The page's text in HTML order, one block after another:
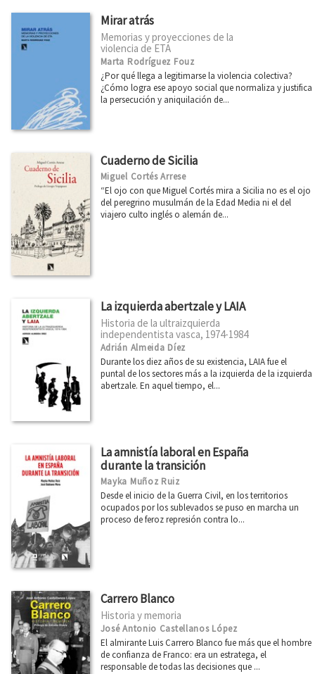
Mirar atrás
Memorias y proyecciones de la
violencia de ETA
Marta Rodríguez Fouz
¿Por qué llega a legitimarse la violencia colectiva?
¿Cómo logra ese apoyo social que normaliza y justifica
la persecución y aniquilación de...
Cuaderno de Sicilia
Miguel Cortés Arrese
“El ojo con que Miguel Cortés mira a Sicilia no es el ojo
del peregrino musulmán de la Edad Media ni el del
viajero culto inglés o alemán de...
La izquierda abertzale y LAIA
Historia de la ultraizquierda
independentista vasca, 1974-1984
Adrián Almeida Díez
Durante los diez años de su existencia, LAIA fue el
puntal de los sectores más a la izquierda de la izquierda
abertzale. En aquel tiempo, el...
La amnistía laboral en España
durante la transición
Mayka Muñoz Ruiz
Desde el inicio de la Guerra Civil, en los territorios
ocupados por los sublevados se puso en marcha un
proceso de feroz represión contra lo...
Carrero Blanco
Historia y memoria
José Antonio Castellanos López
El almirante Luis Carrero Blanco fue más que el hombre
de confianza de Franco: era un estratega, el
responsable de todas las decisiones que ...